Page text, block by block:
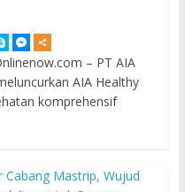
– PT AIA
AIA Healthy
komprehensif